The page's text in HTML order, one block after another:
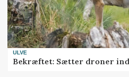
ULVE
Bekræftet: Sætter droner